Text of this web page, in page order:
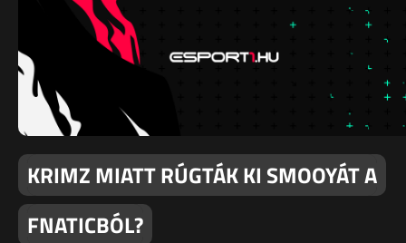
KRIMZ MIATT RÚGTÁK KI SMOOYÁT A
FNATICBÓL?